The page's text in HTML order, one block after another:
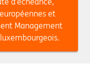
et
Management